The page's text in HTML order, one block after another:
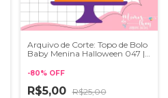
Arquivo de Corte: Topo de Bolo
Baby Menina Halloween 047 |
-80% OFF
R$5,00 R$25,00